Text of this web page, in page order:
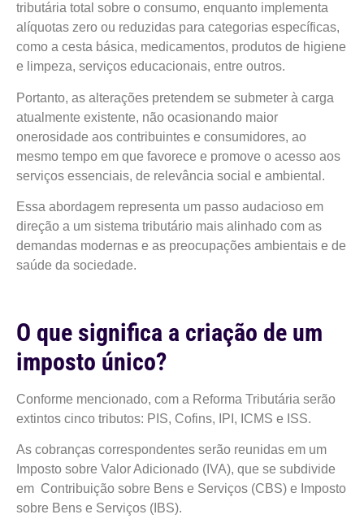
tributária total sobre o consumo, enquanto implementa
alíquotas zero ou reduzidas para categorias específicas,
como a cesta básica, medicamentos, produtos de higiene
e limpeza, serviços educacionais, entre outros.
Portanto, as alterações pretendem se submeter à carga
atualmente existente, não ocasionando maior
onerosidade aos contribuintes e consumidores, ao
mesmo tempo em que favorece e promove o acesso aos
serviços essenciais, de relevância social e ambiental.
Essa abordagem representa um passo audacioso em
direção a um sistema tributário mais alinhado com as
demandas modernas e as preocupações ambientais e de
saúde da sociedade.
O que significa a criação de um
imposto único?
Conforme mencionado, com a Reforma Tributária serão
extintos cinco tributos: PIS, Cofins, IPI, ICMS e ISS.
As cobranças correspondentes serão reunidas em um
Imposto sobre Valor Adicionado (IVA), que se subdivide
em Contribuição sobre Bens e Serviços (CBS) e Imposto
sobre Bens e Serviços (IBS).